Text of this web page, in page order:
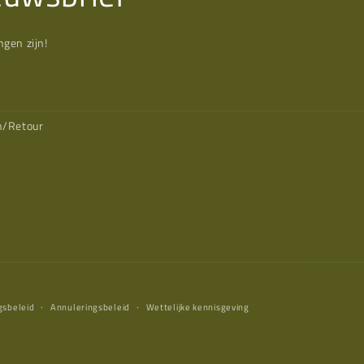
zijn!
Retour
Annuleringsbeleid Wettelijke kennisgeving